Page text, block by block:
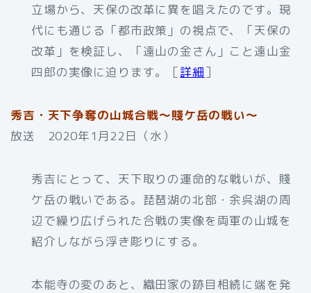
立場から、天保の改革に異を唱えたのです。現
代にも通じる「都市政策」の視点で、「天保の
改革」を検証し、「遠山の金さん」こと遠山金
四郎の実像に迫ります。［詳細］
秀吉・天下争奪の山城合戦～賤ケ岳の戦い～
放送 2020年1月22日（水）
秀吉にとって、天下取りの運命的な戦いが、賤
ケ岳の戦いである。琵琶湖の北部・余呉湖の周
辺で繰り広げられた合戦の実像を両軍の山城を
紹介しながら浮き彫りにする。
本能寺の変のあと、織田家の跡目相続に端を発